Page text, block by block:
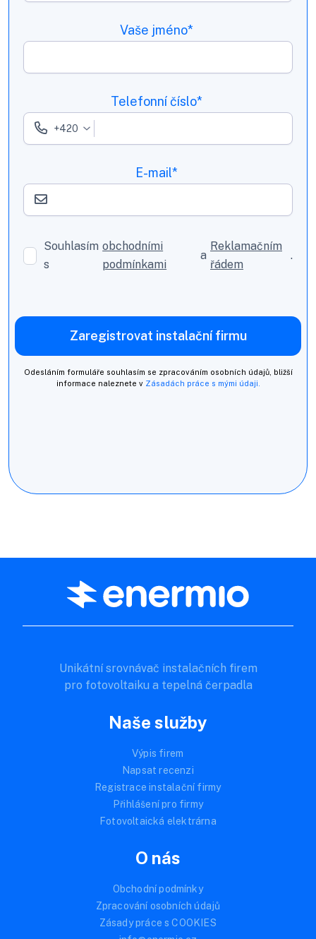
Vaše jméno*
Telefonní číslo*
E-mail*
Souhlasím
s
obchodními
podmínkami
a
Reklamačním
řádem
.
Zaregistrovat instalační firmu
Odesláním formuláře souhlasím se zpracováním osobních údajů, bližší
informace naleznete v Zásadách práce s mými údaji.
Unikátní srovnávač instalačních firem
pro fotovoltaiku a tepelná čerpadla
Naše služby
Výpis firem
Napsat recenzi
Registrace instalační firmy
Přihlášení pro firmy
Fotovoltaická elektrárna
O nás
Obchodní podmínky
Zpracování osobních údajů
Zásady práce s COOKIES